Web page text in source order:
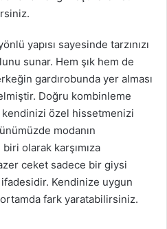
yapısı sayesinde tarzınızı
sunar. Hem şık hem de
gardırobunda yer alması
Doğru kombinleme
özel hissetmenizi
modanın
olarak karşımıza
ceket sadece bir giysi
Kendinize uygun
fark yaratabilirsiniz.